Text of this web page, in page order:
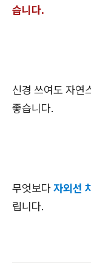
습니다.
신경 쓰여도 자연
좋습니다.
무엇보다자외선
립니다.